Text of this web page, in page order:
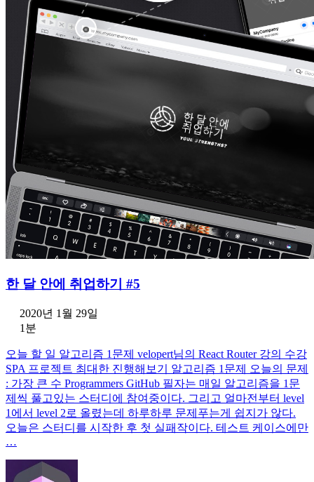
한 달 안에 취업하기 #5
2020년 1월 29일
1분
오늘 할 일 알고리즘 1문제 velopert님의 React Router 강의 수강
SPA 프로젝트 최대한 진행해보기 알고리즘 1문제 오늘의 문제
: 가장 큰 수 Programmers GitHub 필자는 매일 알고리즘을 1문
제씩 풀고있는 스터디에 참여중이다. 그리고 얼마전부터 level
1에서 level 2로 올렸는데 하루하루 문제푸는게 쉽지가 않다.
오늘은 스터디를 시작한 후 첫 실패작이다. 테스트 케이스에만
…